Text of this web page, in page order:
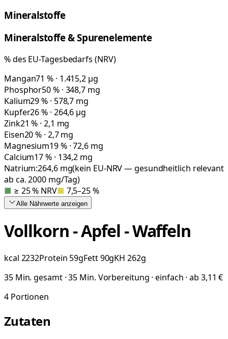
Mineralstoffe
Mineralstoffe & Spurenelemente
% des EU-Tagesbedarfs (NRV)
Mangan71 % · 1.415,2 µg
Phosphor50 % · 348,7 mg
Kalium29 % · 578,7 mg
Kupfer26 % · 264,6 µg
Zink21 % · 2,1 mg
Eisen20 % · 2,7 mg
Magnesium19 % · 72,6 mg
Calcium17 % · 134,2 mg
Natrium:264,6mg(kein EU-NRV — gesundheitlich relevant
ab ca. 2000 mg/Tag)
■ ≥ 25 % NRV■ 7,5–25 %
Alle Nährwerte anzeigen
Vollkorn - Apfel - Waffeln
kcal 2232Protein 59gFett90gKH 262g
35 Min. gesamt · 35 Min. Vorbereitung · einfach · ab 3,11 €
4 Portionen
Zutaten